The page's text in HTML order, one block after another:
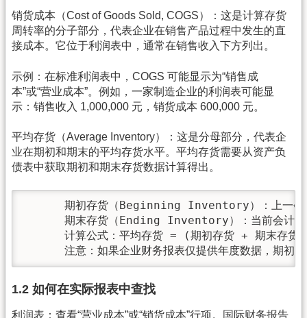
销货成本（Cost of Goods Sold, COGS）：这是计算存货
周转率的分子部分，代表企业在销售产品过程中发生的直
接成本。它位于利润表中，通常在销售收入下方列出。
示例：在标准利润表中，COGS 可能显示为“销售成
本”或“营业成本”。例如，一家制造企业的利润表可能显
示：销售收入 1,000,000 元，销货成本 600,000 元。
平均存货（Average Inventory）：这是分母部分，代表企
业在期初和期末的平均存货水平。平均存货需要从资产负
债表中获取期初和期末存货数据计算得出。
期初存货（Beginning Inventory）：上一会计
期末存货（Ending Inventory）：当前会计期
计算公式：平均存货 = (期初存货 + 期末存货
注意：如果企业财务报表仅提供年度数据，期初
1.2 如何在实际报表中查找
利润表：查看“营业成本”或“销货成本”行项。国际财务报告